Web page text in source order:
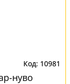
10981
нуво